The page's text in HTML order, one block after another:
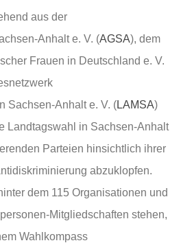
aus der
Anhalt e. V. (AGSA), dem
Frauen in Deutschland e. V.
Sachsen-Anhalt e. V. (LAMSA)
Landtagswahl in Sachsen-Anhalt
Parteien hinsichtlich ihrer
abzuklopfen.
dem 115 Organisationen und
Mitgliedschaften stehen,
Wahlkompass